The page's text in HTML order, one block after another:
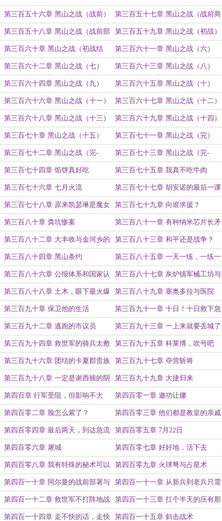
光
第三百五十六章 黑山之战（战前） 第三百五十七章 黑山之战（战前商
议）
第三百五十八章 黑山之战（战前部
署）
第三百五十九章 黑山之战（初战）
第三百六十章 黑山之战（初战结
束）
第三百六十一章 黑山之战（六）
第三百六十二章 黑山之战（七） 第三百六十三章 黑山之战（八）
第三百六十四章 黑山之战（九） 第三百六十五章 黑山之战（十）
第三百六十六章 黑山之战（十一） 第三百六十七章 黑山之战（十二）
第三百六十八章 黑山之战（十三） 第三百六十九章 黑山之战（十四）
第三百七十章 黑山之战（十五） 第三百七十一章 黑山之战（完）
第三百七十二章 黑山之战（完-
中）
第三百七十三章 黑山之战（完-
下）
第三百七十四章 馅饼真好吃 第三百七十五章 我真不吃牛肉
第三百七十六章 七月火流 第三百七十七章 胡安诺的最后一课
第三百七十八章 原来凯瑟琳是魔女 第三百七十九章 向谁求援？
第三百八十章 粪坑惨案 第三百八十一章 有种纳米芯片长矛
的美感
第三百八十二章 大丰收与金河乡的
使者
第三百八十三章 和平还是战争？
第三百八十四章 黑山条约 第三百八十五章 一天一练，一练一
天
第三百八十六章 公报体系和国家认
同
第三百八十七章 灰炉镇军械工坊与
蜂窝煤
第三百八十八章 土木，眼下最火爆
的热门行业
第三百八十九章 塞奥多拉与医院
第三百九十章 保卫他的生活 第三百九十一章 十日！十日救下急
流市！
第三百九十二章 逃跑的市议员 第三百九十三章 一上来就要丢城了
吗？（二合一章节）
第三百九十四章 救世军的骑兵太敷
衍了
第三百九十五章 科莱博，吹号吧
第三百九十六章 团结的卡夏郡贵族 第三百九十七章 夺营斩将
第三百九十八章 一定是谢西顿的阴
谋！
第三百九十九章 大捷归来
第四百章 行军受阻，但影响不大 第四百零一章 邀功让娜
第四百零二章 脸怎么紫了？ 第四百零三章 他们都是教皇的亲戚
第四百零四章 最后两天，到达急流
市！
第四百零五章 7月22日
第四百零六章 屠城 第四百零七章 好好地，活下去
（4k）
第四百零八章 我有特殊的秘术可以
预知天气
第四百零九章 火球弩与占星术
第四百一十章 阿尔曼的战前部署与
米扎姆的谋划
第四百一十一章 从新兵到老兵只需
要一瞬间
第四百一十二章 救世军不打阵地战
就会输？
第四百一十三章 扛个半天的压有那
么难吗？
第四百一十四章 走不快的话，走快 第四百一十五章 斜击战术